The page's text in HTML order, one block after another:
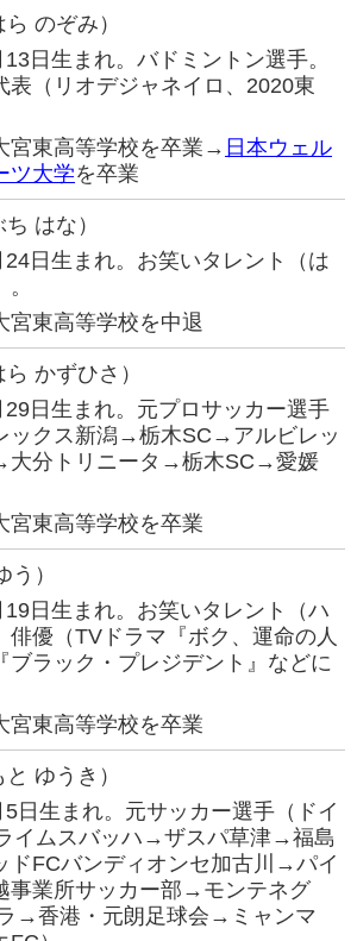
ら のぞみ）
日生まれ。バドミントン選手。
表（リオデジャネイロ、2020東
宮東高等学校を卒業→ 日本ウェル
ツ大学を卒業
ち はな）
24日生まれ。お笑いタレント（は
宮東高等学校を中退
ら かずひさ）
29日生まれ。元プロサッカー選手
ックス新潟→栃木SC→アルビレッ
大分トリニータ→栃木SC→愛媛
宮東高等学校を卒業
う）
19日生まれ。お笑いタレント（ハ
俳優（TVドラマ『ボク、運命の人
ブラック・プレジデント』などに
宮東高等学校を卒業
と ゆうき）
日生まれ。元サッカー選手（ドイ
イムスバッハ→ザスパ草津→福島
ドFCバンディオンセ加古川→パイ
事業所サッカー部→モンテネグ
→香港・元朗足球会→ミャンマ